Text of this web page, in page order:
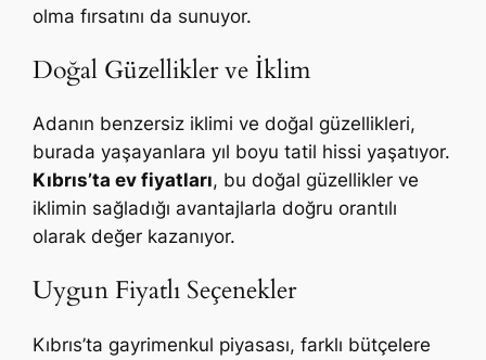
olma fırsatını da sunuyor.
Doğal Güzellikler ve İklim
Adanın benzersiz iklimi ve doğal güzellikleri,
burada yaşayanlara yıl boyu tatil hissi yaşatıyor.
Kıbrıs’ta ev fiyatları, bu doğal güzellikler ve
iklimin sağladığı avantajlarla doğru orantılı
olarak değer kazanıyor.
Uygun Fiyatlı Seçenekler
Kıbrıs’ta gayrimenkul piyasası, farklı bütçelere